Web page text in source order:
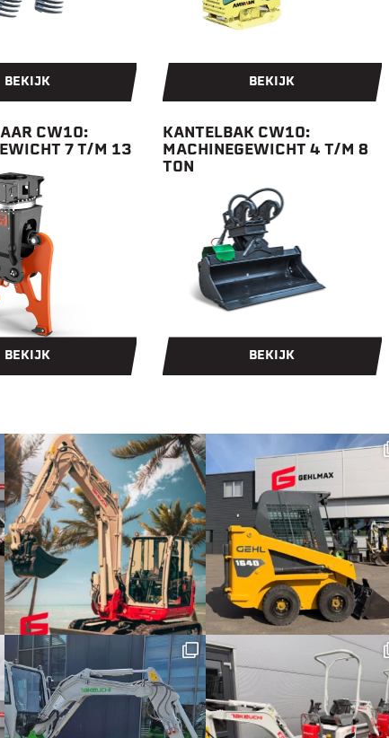
BEKIJK BEKIJK
CW10:
7 T/M 13
BEKIJK
KANTELBAK CW10:
MACHINEGEWICHT 4 T/M 8
TON
BEKIJK